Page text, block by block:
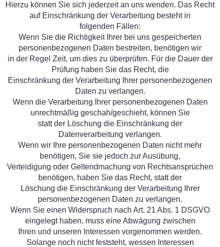
Hierzu können Sie sich jederzeit an uns wenden. Das Recht
auf Einschränkung der Verarbeitung besteht in
folgenden Fällen:
Wenn Sie die Richtigkeit Ihrer bei uns gespeicherten
personenbezogenen Daten bestreiten, benötigen wir
in der Regel Zeit, um dies zu überprüfen. Für die Dauer der
Prüfung haben Sie das Recht, die
Einschränkung der Verarbeitung Ihrer personenbezogenen
Daten zu verlangen.
Wenn die Verarbeitung Ihrer personenbezogenen Daten
unrechtmäßig geschah/geschieht, können Sie
statt der Löschung die Einschränkung der
Datenverarbeitung verlangen.
Wenn wir Ihre personenbezogenen Daten nicht mehr
benötigen, Sie sie jedoch zur Ausübung,
Verteidigung oder Geltendmachung von Rechtsansprüchen
benötigen, haben Sie das Recht, statt der
Löschung die Einschränkung der Verarbeitung Ihrer
personenbezogenen Daten zu verlangen.
Wenn Sie einen Widerspruch nach Art. 21 Abs. 1 DSGVO
eingelegt haben, muss eine Abwägung zwischen
Ihren und unseren Interessen vorgenommen werden.
Solange noch nicht feststeht, wessen Interessen